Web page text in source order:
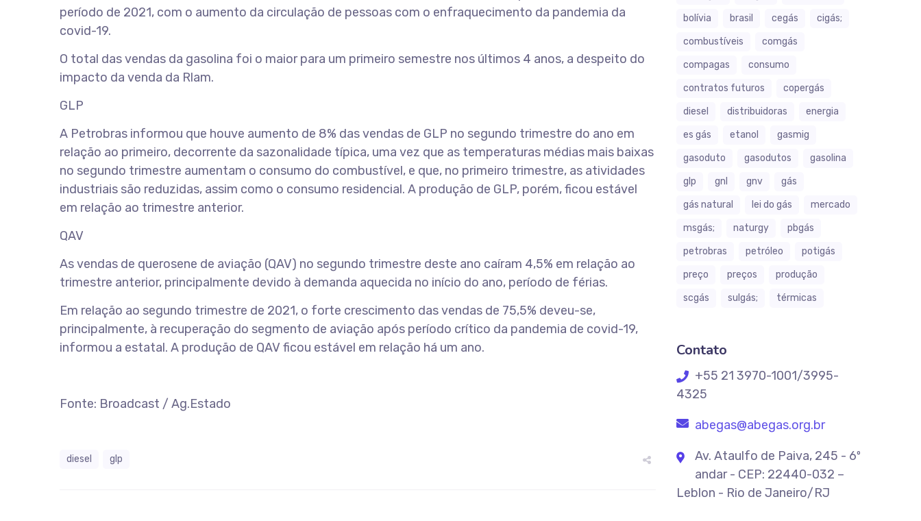
período de 2021, com o aumento da circulação de pessoas com o enfraquecimento da pandemia da
covid-19.
O total das vendas da gasolina foi o maior para um primeiro semestre nos últimos 4 anos, a despeito do
impacto da venda da Rlam.
GLP
A Petrobras informou que houve aumento de 8% das vendas de GLP no segundo trimestre do ano em
relação ao primeiro, decorrente da sazonalidade típica, uma vez que as temperaturas médias mais baixas
no segundo trimestre aumentam o consumo do combustível, e que, no primeiro trimestre, as atividades
industriais são reduzidas, assim como o consumo residencial. A produção de GLP, porém, ficou estável
em relação ao trimestre anterior.
QAV
As vendas de querosene de aviação (QAV) no segundo trimestre deste ano caíram 4,5% em relação ao
trimestre anterior, principalmente devido à demanda aquecida no início do ano, período de férias.
Em relação ao segundo trimestre de 2021, o forte crescimento das vendas de 75,5% deveu-se,
principalmente, à recuperação do segmento de aviação após período crítico da pandemia de covid-19,
informou a estatal. A produção de QAV ficou estável em relação há um ano.
Fonte: Broadcast / Ag.Estado
diesel glp
bolívia
brasil cegás
cigás;
combustíveis
comgás
compagas
consumo
contratos futuros
copergás
diesel
distribuidoras
energia
es gás
etanol
gasmig
gasoduto
gasodutos
gasolina
glp
gnl gnv
gás
gás natural
lei do gás
mercado
msgás;
naturgy
pbgás
petrobras
petróleo
potigás
preço
preços
produção
scgás
sulgás; térmicas
Contato
+55 21 3970-1001/3995-
4325
abegas@abegas.org.br
Av. Ataulfo de Paiva, 245 - 6º
andar - CEP: 22440-032 –
Leblon - Rio de Janeiro/RJ